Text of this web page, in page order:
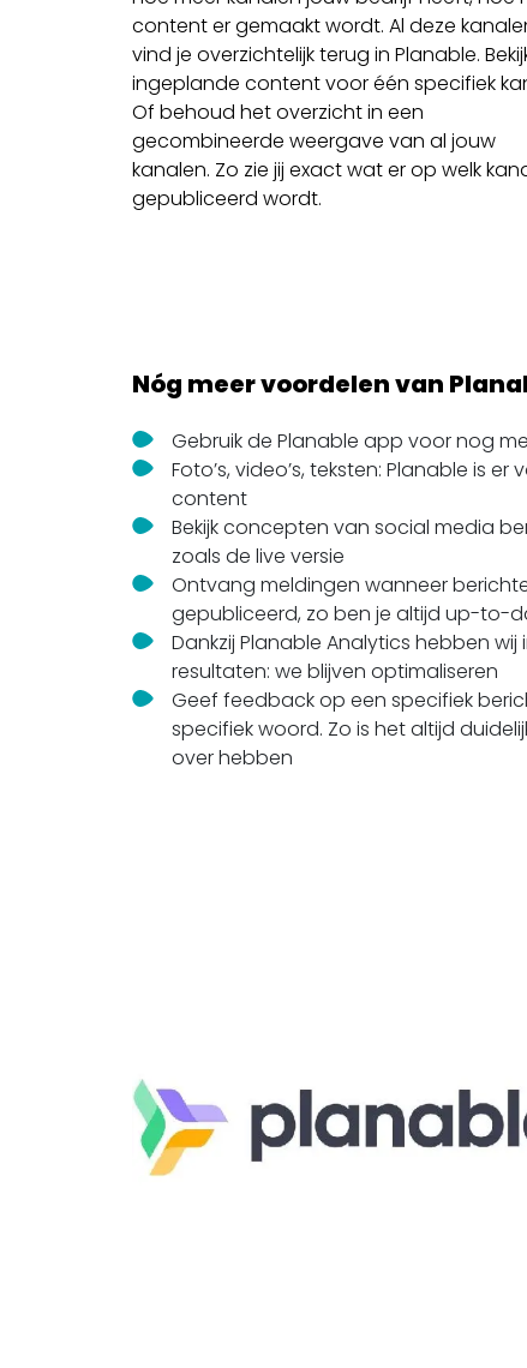
content er gemaakt wordt. Al deze
vind je overzichtelijk terug in Planable.
ingeplande content voor één specifiek
Of behoud het overzicht in een
gecombineerde weergave van al jouw
kanalen. Zo zie jij exact wat er op welk
gepubliceerd wordt.
Nóg meer voordelen van
Gebruik de Planable app voor nog
Foto’s, video’s, teksten: Planable is er
content
Bekijk concepten van social media
zoals de live versie
Ontvang meldingen wanneer
gepubliceerd, zo ben je altijd up-to-
Dankzij Planable Analytics hebben wij
resultaten: we blijven optimaliseren
Geef feedback op een specifiek
specifiek woord. Zo is het altijd
over hebben